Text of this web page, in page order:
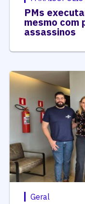
PMs
mesmo com
assassinos
Geral